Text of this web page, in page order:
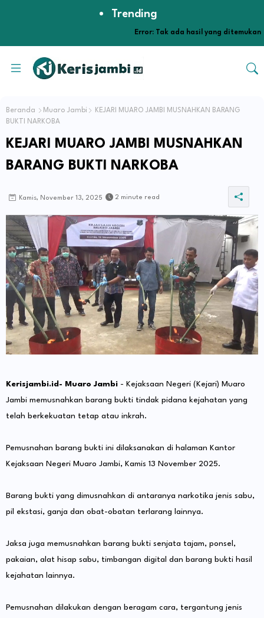
Trending
Error: Tak ada hasil yang ditemukan
Beranda Muaro Jambi
KEJARI MUARO JAMBI MUSNAHKAN BARANG
BUKTI NARKOBA
KEJARI MUARO JAMBI MUSNAHKAN
BARANG BUKTI NARKOBA
Kamis, November 13, 2025 2 minute read
Kerisjambi.id- Muaro Jambi - Kejaksaan Negeri (Kejari) Muaro
Jambi memusnahkan barang bukti tindak pidana kejahatan yang
telah berkekuatan tetap atau inkrah.
Pemusnahan barang bukti ini dilaksanakan di halaman Kantor
Kejaksaan Negeri Muaro Jambi, Kamis 13 November 2025.
Barang bukti yang dimusnahkan di antaranya narkotika jenis sabu,
pil ekstasi, ganja dan obat-obatan terlarang lainnya.
Jaksa juga memusnahkan barang bukti senjata tajam, ponsel,
pakaian, alat hisap sabu, timbangan digital dan barang bukti hasil
kejahatan lainnya.
Pemusnahan dilakukan dengan beragam cara, tergantung jenis